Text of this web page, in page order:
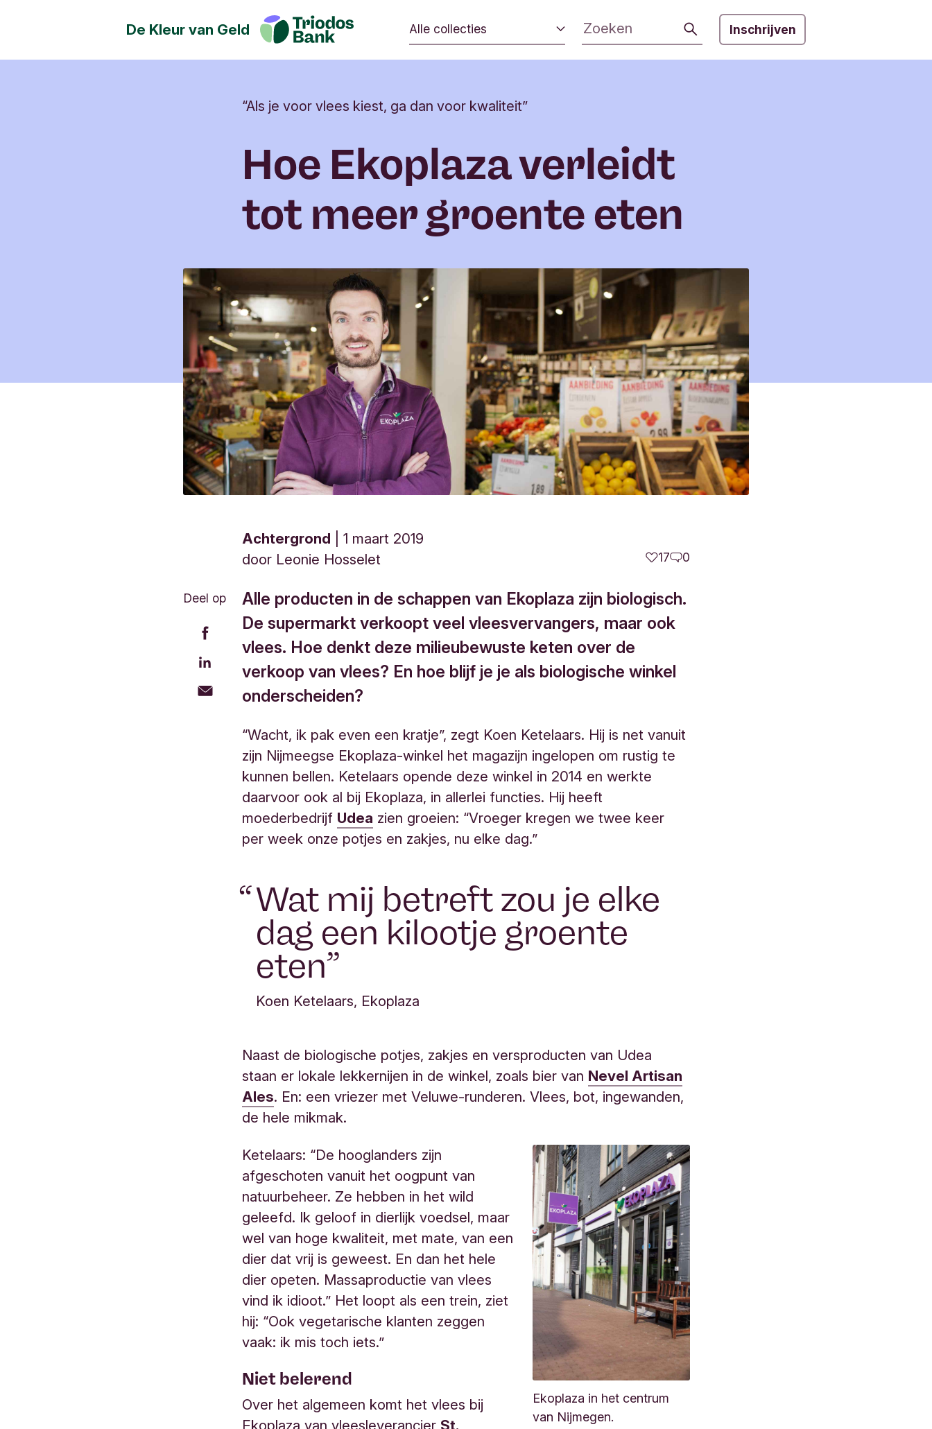
De Kleur van Geld Alle collecties Zoeken Inschrijven
Geld kan de wereld positief veranderen.
maatschappij, cultuur en het milieu kan
Eerlijk eten
Mijn geld gaat goed
Beleggen in verandering
“Als je voor vlees kiest, ga dan voor kwaliteit”
Hoe Ekoplaza verleidt
tot meer groente eten
Achtergrond
1 maart 2019
door Leonie Hosselet 17 0
Deel op
Alle producten in de schappen van Ekoplaza zijn biologisch.
De supermarkt verkoopt veel vleesvervangers, maar ook
vlees. Hoe denkt deze milieubewuste keten over de
verkoop van vlees? En hoe blijf je je als biologische winkel
onderscheiden?
“Wacht, ik pak even een kratje”, zegt Koen Ketelaars. Hij is net vanuit
zijn Nijmeegse Ekoplaza-winkel het magazijn ingelopen om rustig te
kunnen bellen. Ketelaars opende deze winkel in 2014 en werkte
daarvoor ook al bij Ekoplaza, in allerlei functies. Hij heeft
moederbedrijf Udea zien groeien: “Vroeger kregen we twee keer
per week onze potjes en zakjes, nu elke dag.”
Wat mij betreft zou je elke
dag een kilootje groente
eten
Koen Ketelaars, Ekoplaza
Naast de biologische potjes, zakjes en versproducten van Udea
staan er lokale lekkernijen in de winkel, zoals bier van Nevel Artisan
Ales. En: een vriezer met Veluwe-runderen. Vlees, bot, ingewanden,
de hele mikmak.
Ekoplaza in het centrum
van Nijmegen.
Ketelaars: “De hooglanders zijn
afgeschoten vanuit het oogpunt van
natuurbeheer. Ze hebben in het wild
geleefd. Ik geloof in dierlijk voedsel, maar
wel van hoge kwaliteit, met mate, van een
dier dat vrij is geweest. En dan het hele
dier opeten. Massaproductie van vlees
vind ik idioot.” Het loopt als een trein, ziet
hij: “Ook vegetarische klanten zeggen
vaak: ik mis toch iets.”
Niet belerend
Over het algemeen komt het vlees bij
Ekoplaza van vleesleverancier St.